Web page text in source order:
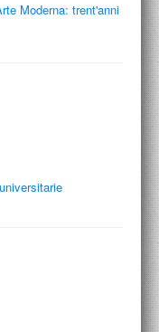
Moderna: trent'anni